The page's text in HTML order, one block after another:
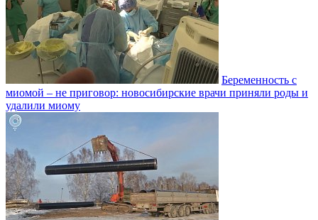
Беременность с
миомой – не приговор: новосибирские врачи приняли роды и
удалили миому